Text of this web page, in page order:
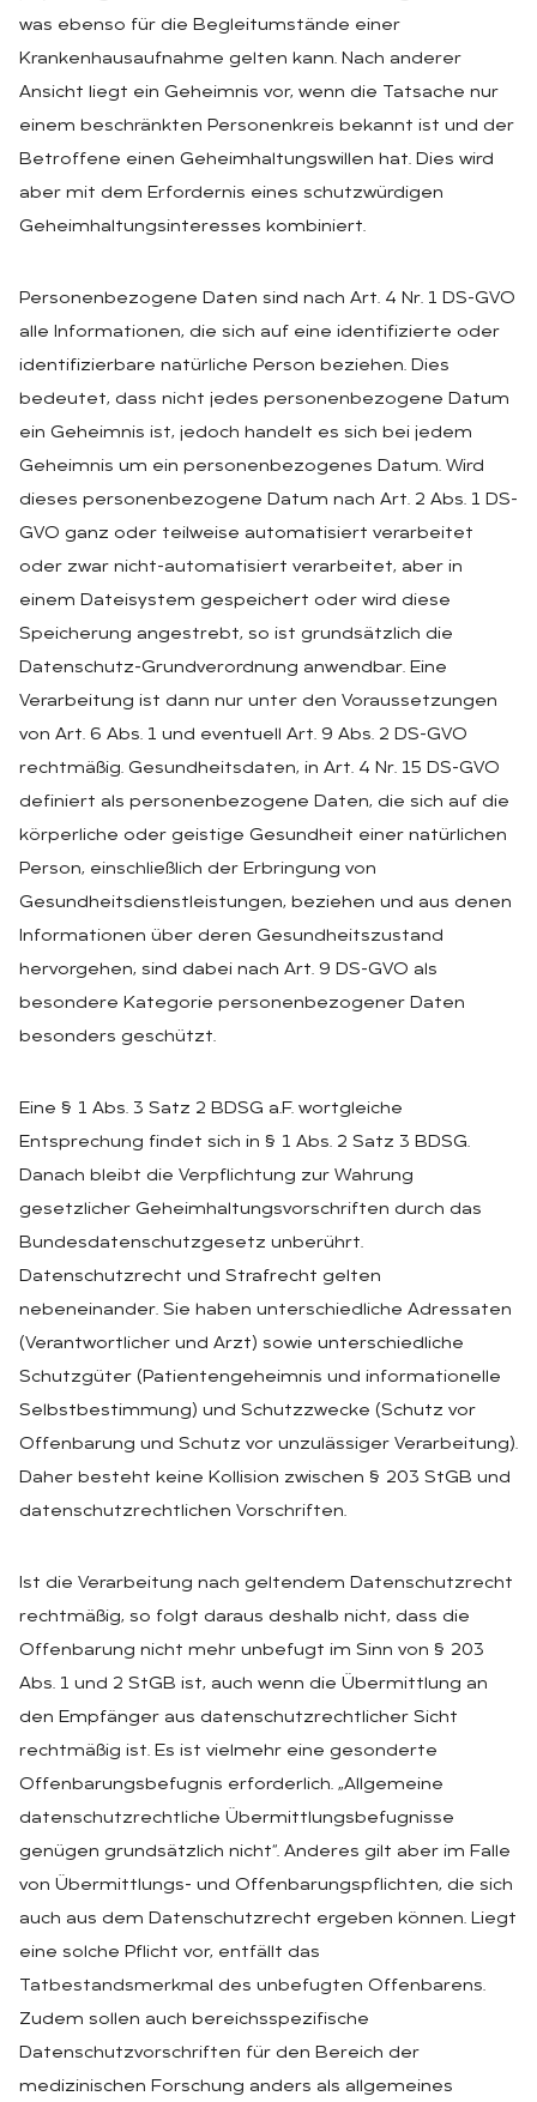
was ebenso für die Begleitumstände einer
Krankenhausaufnahme gelten kann. Nach anderer
Ansicht liegt ein Geheimnis vor, wenn die Tatsache nur
einem beschränkten Personenkreis bekannt ist und der
Betroffene einen Geheimhaltungswillen hat. Dies wird
aber mit dem Erfordernis eines schutzwürdigen
Geheimhaltungsinteresses kombiniert.
Personenbezogene Daten sind nach Art. 4 Nr. 1 DS-GVO
alle Informationen, die sich auf eine identifizierte oder
identifizierbare natürliche Person beziehen. Dies
bedeutet, dass nicht jedes personenbezogene Datum
ein Geheimnis ist, jedoch handelt es sich bei jedem
Geheimnis um ein personenbezogenes Datum. Wird
dieses personenbezogene Datum nach Art. 2 Abs. 1 DS-
GVO ganz oder teilweise automatisiert verarbeitet
oder zwar nicht-automatisiert verarbeitet, aber in
einem Dateisystem gespeichert oder wird diese
Speicherung angestrebt, so ist grundsätzlich die
Datenschutz-Grundverordnung anwendbar. Eine
Verarbeitung ist dann nur unter den Voraussetzungen
von Art. 6 Abs. 1 und eventuell Art. 9 Abs. 2 DS-GVO
rechtmäßig. Gesundheitsdaten, in Art. 4 Nr. 15 DS-GVO
definiert als personenbezogene Daten, die sich auf die
körperliche oder geistige Gesundheit einer natürlichen
Person, einschließlich der Erbringung von
Gesundheitsdienstleistungen, beziehen und aus denen
Informationen über deren Gesundheitszustand
hervorgehen, sind dabei nach Art. 9 DS-GVO als
besondere Kategorie personenbezogener Daten
besonders geschützt.
Eine § 1 Abs. 3 Satz 2 BDSG a.F. wortgleiche
Entsprechung findet sich in § 1 Abs. 2 Satz 3 BDSG.
Danach bleibt die Verpflichtung zur Wahrung
gesetzlicher Geheimhaltungsvorschriften durch das
Bundesdatenschutzgesetz unberührt.
Datenschutzrecht und Strafrecht gelten
nebeneinander. Sie haben unterschiedliche Adressaten
(Verantwortlicher und Arzt) sowie unterschiedliche
Schutzgüter (Patientengeheimnis und informationelle
Selbstbestimmung) und Schutzzwecke (Schutz vor
Offenbarung und Schutz vor unzulässiger Verarbeitung).
Daher besteht keine Kollision zwischen § 203 StGB und
datenschutzrechtlichen Vorschriften.
Ist die Verarbeitung nach geltendem Datenschutzrecht
rechtmäßig, so folgt daraus deshalb nicht, dass die
Offenbarung nicht mehr unbefugt im Sinn von § 203
Abs. 1 und 2 StGB ist, auch wenn die Übermittlung an
den Empfänger aus datenschutzrechtlicher Sicht
rechtmäßig ist. Es ist vielmehr eine gesonderte
Offenbarungsbefugnis erforderlich. „Allgemeine
datenschutzrechtliche Übermittlungsbefugnisse
genügen grundsätzlich nicht“. Anderes gilt aber im Falle
von Übermittlungs- und Offenbarungspflichten, die sich
auch aus dem Datenschutzrecht ergeben können. Liegt
eine solche Pflicht vor, entfällt das
Tatbestandsmerkmal des unbefugten Offenbarens.
Zudem sollen auch bereichsspezifische
Datenschutzvorschriften für den Bereich der
medizinischen Forschung anders als allgemeines